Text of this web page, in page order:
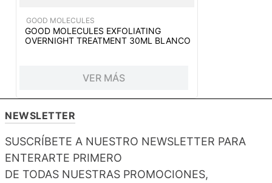
GOOD MOLECULES
GOOD MOLECULES EXFOLIATING
OVERNIGHT TREATMENT 30ML BLANCO
VER MÁS
NEWSLETTER
SUSCRÍBETE A NUESTRO NEWSLETTER PARA
ENTERARTE PRIMERO
DE TODAS NUESTRAS PROMOCIONES,